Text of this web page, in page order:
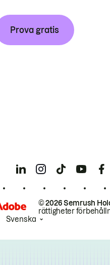
Prova gratis
© 2026 Semrush
rättigheter
Svenska